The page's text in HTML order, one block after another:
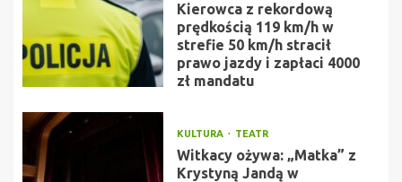
Kierowca z rekordową
prędkością 119 km/h w
strefie 50 km/h stracił
prawo jazdy i zapłaci 4000
zł mandatu
KULTURA TEATR
Witkacy ożywa: „Matka” z
Krystyną Jandą w